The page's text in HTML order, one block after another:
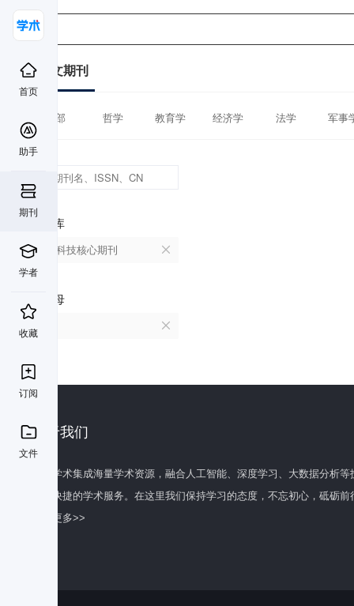
首页
助手
期刊
学者
收藏
订阅
文件
中文期刊
全部 哲学 教育学 经济学 法学 军事
数据库
中国科技核心期刊
首字母
关于我们
百度学术集成海量学术资源，融合人工智能、深度学习、大数据分析
全面快捷的学术服务。在这里我们保持学习的态度，不忘初心，砥砺前
了解更多>>